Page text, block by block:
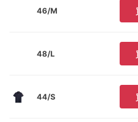
46/M
48/L
44/S